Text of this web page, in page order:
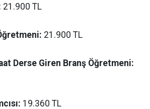
21.900 TL
21.900 TL
Derse Giren Branş Öğretmeni:
19.360 TL